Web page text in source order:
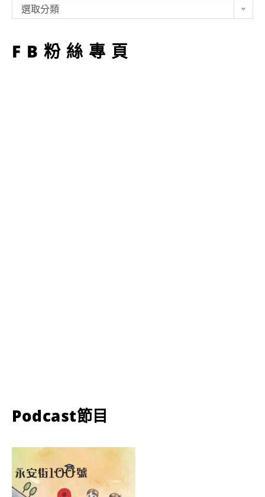
型
選取分類
FB粉絲專頁
Podcast節目